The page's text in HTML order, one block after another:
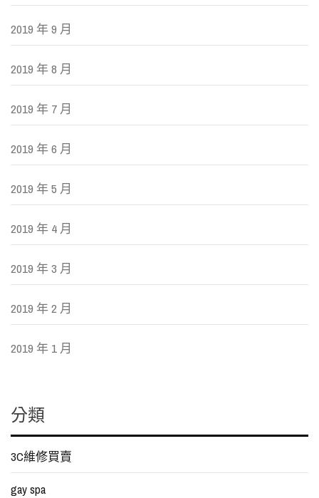
2019 年 9 月
2019 年 8 月
2019 年 7 月
2019 年 6 月
2019 年 5 月
2019 年 4 月
2019 年 3 月
2019 年 2 月
2019 年 1 月
分類
3C維修買賣
gay spa